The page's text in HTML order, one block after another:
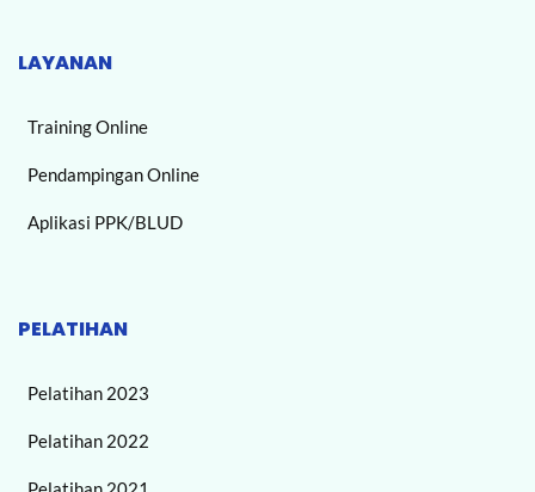
LAYANAN
Training Online
Pendampingan Online
Aplikasi PPK/BLUD
PELATIHAN
Pelatihan 2023
Pelatihan 2022